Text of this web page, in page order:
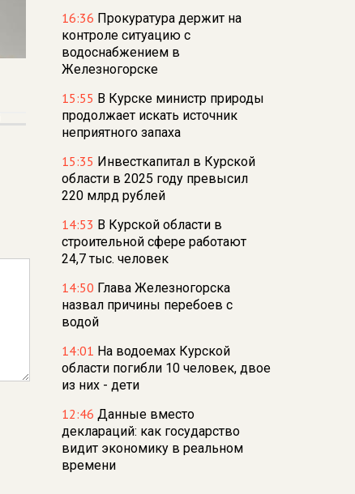
16:36 Прокуратура держит на
контроле ситуацию с
водоснабжением в
Железногорске
15:55 В Курске министр природы
продолжает искать источник
неприятного запаха
15:35 Инвесткапитал в Курской
области в 2025 году превысил
220 млрд рублей
14:53 В Курской области в
строительной сфере работают
24,7 тыс. человек
14:50 Глава Железногорска
назвал причины перебоев с
водой
14:01 На водоемах Курской
области погибли 10 человек, двое
из них - дети
12:46 Данные вместо
деклараций: как государство
видит экономику в реальном
времени